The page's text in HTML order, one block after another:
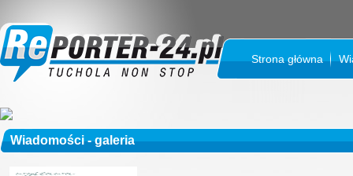
Strona główna
Wiadomości - galeria